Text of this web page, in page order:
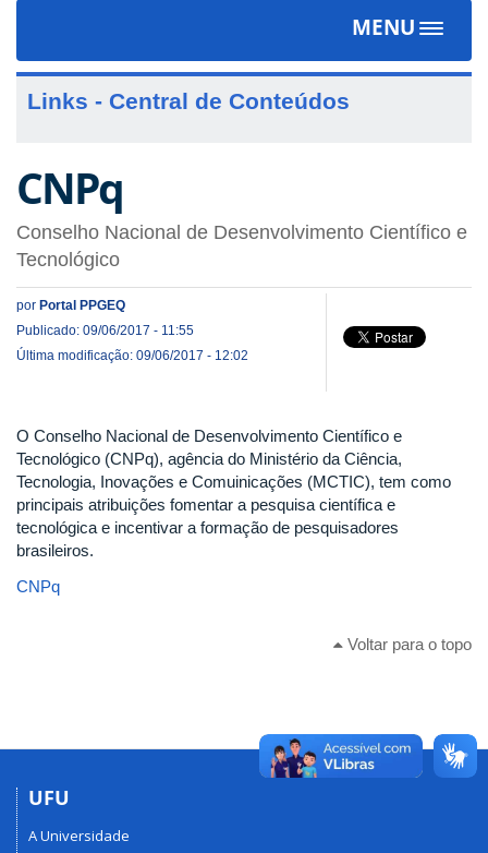
MENU
Toggle
Links - Central de Conteúdos
CNPq
Conselho Nacional de Desenvolvimento Científico e
Tecnológico
por Portal PPGEQ
Publicado: 09/06/2017 - 11:55
Última modificação: 09/06/2017 - 12:02
O Conselho Nacional de Desenvolvimento Científico e
Tecnológico (CNPq), agência do Ministério da Ciência,
Tecnologia, Inovações e Comuinicações (MCTIC), tem como
principais atribuições fomentar a pesquisa científica e
tecnológica e incentivar a formação de pesquisadores
brasileiros.
CNPq
Voltar para o topo
UFU
A Universidade